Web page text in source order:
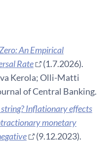
An Empirical
Rate
(1.7.2026).
Kerola; Olli-Matti
of Central Banking.
Inflationary effects
monetary
(9.12.2023).